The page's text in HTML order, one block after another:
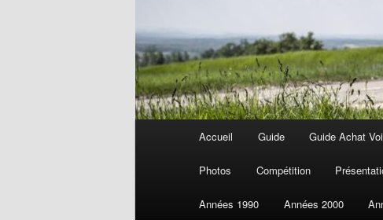
Aller
au
Aller
au
Accueil Guide Guide Achat
Photos Compétition
Années 1990 Années 2000